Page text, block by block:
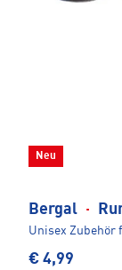
Neu
Bergal ·
Unisex Zubehör
€ 4,99